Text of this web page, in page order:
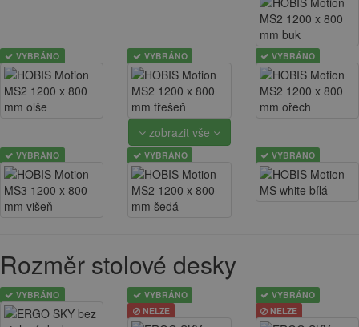
VYBRÁNO VYBRÁNO VYBRÁNO
zobrazit vše
VYBRÁNO VYBRÁNO VYBRÁNO
Rozměr stolové desky
VYBRÁNO
VYBRÁNO
NELZE
VYBRÁNO
NELZE